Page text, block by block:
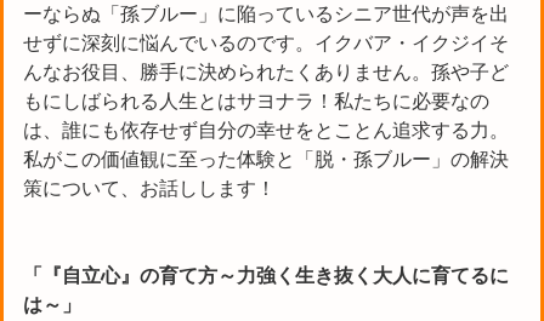
ーならぬ「孫ブルー」に陥っているシニア世代が声を出
せずに深刻に悩んでいるのです。イクバア・イクジイそ
んなお役目、勝手に決められたくありません。孫や子ど
もにしばられる人生とはサヨナラ！私たちに必要なの
は、誰にも依存せず自分の幸せをとことん追求する力。
私がこの価値観に至った体験と「脱・孫ブルー」の解決
策について、お話しします！
「『自立心』の育て方～力強く生き抜く大人に育てるに
は～」